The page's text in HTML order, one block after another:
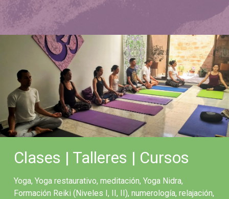
Clases | Talleres | Cursos
Yoga, Yoga restaurativo, meditación, Yoga Nidra,
Formación Reiki (Niveles I, II, II), numerología, relajación,